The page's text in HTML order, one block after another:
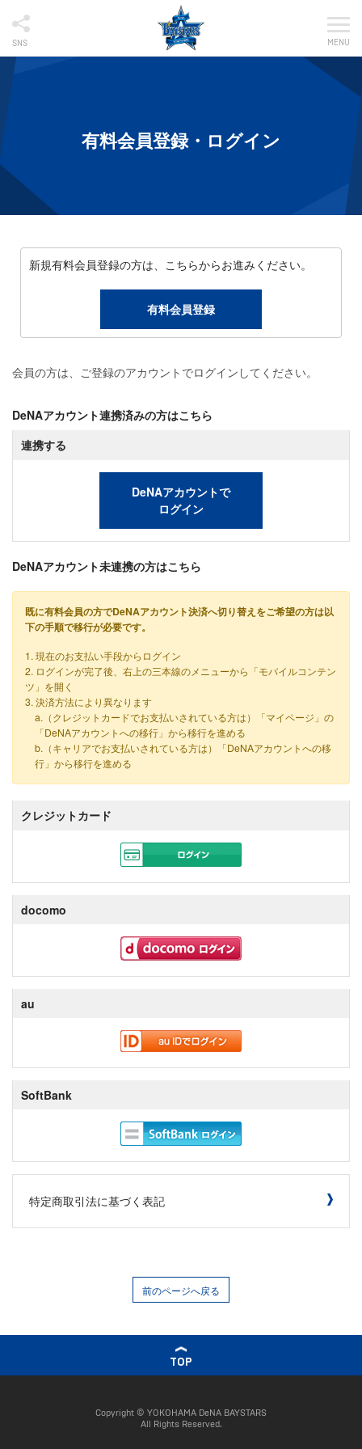
SNS MENU
有料会員登録・ログイン
新規有料会員登録の方は、こちらからお進みください。
有料会員登録
会員の方は、ご登録のアカウントでログインしてください。
DeNAアカウント連携済みの方はこちら
連携する
DeNAアカウントで
ログイン
DeNAアカウント未連携の方はこちら
既に有料会員の方でDeNAアカウント決済へ切り替えをご希望の方は以
下の手順で移行が必要です。
1. 現在のお支払い手段からログイン
2. ログインが完了後、右上の三本線のメニューから「モバイルコンテン
ツ」を開く
3. 決済方法により異なります
a.（クレジットカードでお支払いされている方は）「マイページ」の
「DeNAアカウントへの移行」から移行を進める
b.（キャリアでお支払いされている方は）「DeNAアカウントへの移
行」から移行を進める
クレジットカード
docomo
au
SoftBank
特定商取引法に基づく表記
前のページへ戻る
TOP
Copyright © YOKOHAMA DeNA BAYSTARS
All Rights Reserved.